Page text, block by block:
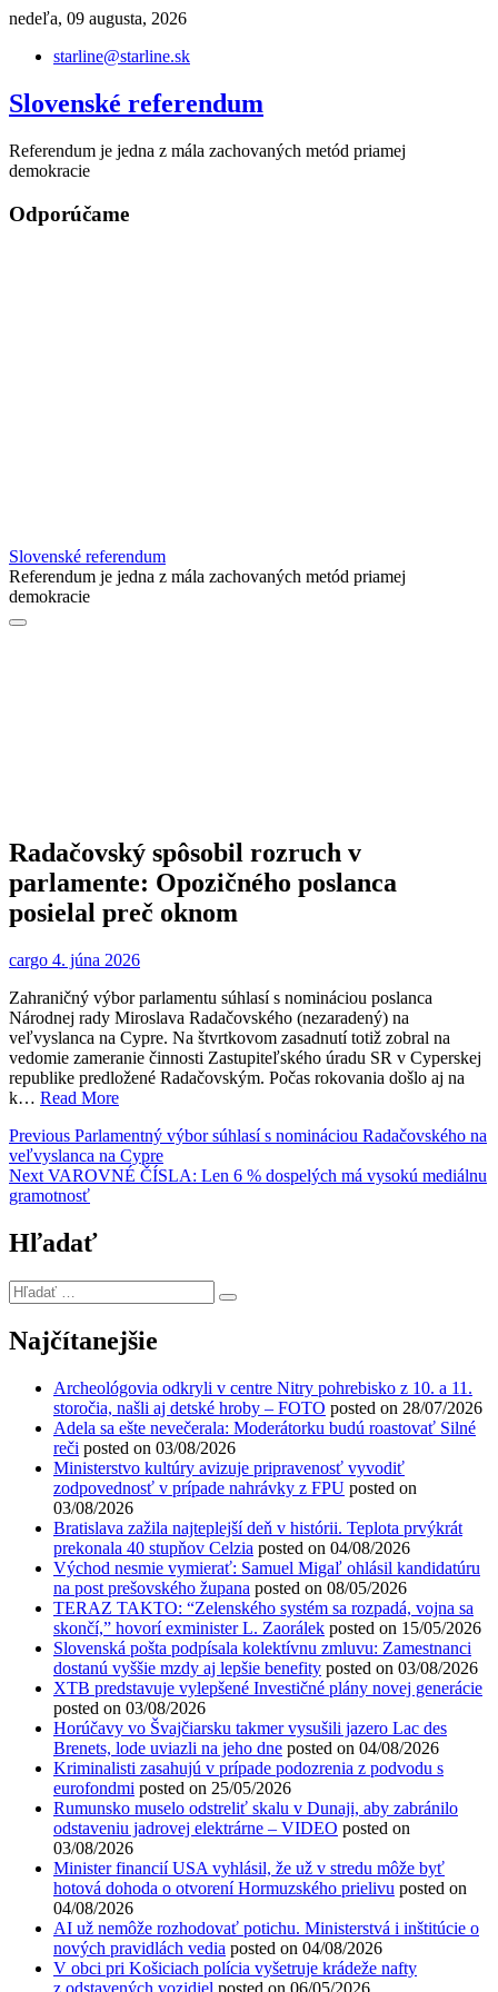
Skip
content
nedeľa, 09 augusta, 2026
starline@starline.sk
Slovenské referendum
Referendum je jedna z mála zachovaných metód priamej
demokracie
Odporúčame
Slovenské referendum
Referendum je jedna z mála zachovaných metód priamej
demokracie
Radačovský spôsobil rozruch v
parlamente: Opozičného poslanca
posielal preč oknom
cargo 4. júna 2026
Zahraničný výbor parlamentu súhlasí s nomináciou poslanca
Národnej rady Miroslava Radačovského (nezaradený) na
veľvyslanca na Cypre. Na štvrtkovom zasadnutí totiž zobral na
vedomie zameranie činnosti Zastupiteľského úradu SR v Cyperskej
republike predložené Radačovským. Počas rokovania došlo aj na
k… Read More
Navigácia
v
článku
Previous Previous
post:
Parlamentný výbor súhlasí s nomináciou Radačovského na
veľvyslanca na Cypre
Next Next
post:
VAROVNÉ ČÍSLA: Len 6 % dospelých má vysokú mediálnu
gramotnosť
Hľadať
Hľadať
…
Najčítanejšie
Archeológovia odkryli v centre Nitry pohrebisko z 10. a 11.
storočia, našli aj detské hroby – FOTO posted on 28/07/2026
Adela sa ešte nevečerala: Moderátorku budú roastovať Silné
reči posted on 03/08/2026
Ministerstvo kultúry avizuje pripravenosť vyvodiť
zodpovednosť v prípade nahrávky z FPU posted on
03/08/2026
Bratislava zažila najteplejší deň v histórii. Teplota prvýkrát
prekonala 40 stupňov Celzia posted on 04/08/2026
Východ nesmie vymierať: Samuel Migaľ ohlásil kandidatúru
na post prešovského župana posted on 08/05/2026
TERAZ TAKTO: “Zelenského systém sa rozpadá, vojna sa
skončí,” hovorí exminister L. Zaorálek posted on 15/05/2026
Slovenská pošta podpísala kolektívnu zmluvu: Zamestnanci
dostanú vyššie mzdy aj lepšie benefity posted on 03/08/2026
XTB predstavuje vylepšené Investičné plány novej generácie
posted on 03/08/2026
Horúčavy vo Švajčiarsku takmer vysušili jazero Lac des
Brenets, lode uviazli na jeho dne posted on 04/08/2026
Kriminalisti zasahujú v prípade podozrenia z podvodu s
eurofondmi posted on 25/05/2026
Rumunsko muselo odstreliť skalu v Dunaji, aby zabránilo
odstaveniu jadrovej elektrárne – VIDEO posted on
03/08/2026
Minister financií USA vyhlásil, že už v stredu môže byť
hotová dohoda o otvorení Hormuzského prielivu posted on
04/08/2026
AI už nemôže rozhodovať potichu. Ministerstvá i inštitúcie o
nových pravidlách vedia posted on 04/08/2026
V obci pri Košiciach polícia vyšetruje krádeže nafty
z odstavených vozidiel posted on 06/05/2026